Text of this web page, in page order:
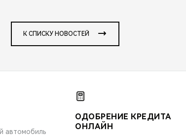
К СПИСКУ НОВОСТЕЙ
автомобиль
ОДОБРЕНИЕ КРЕДИТА
ОНЛАЙН